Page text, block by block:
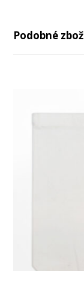
Podobné